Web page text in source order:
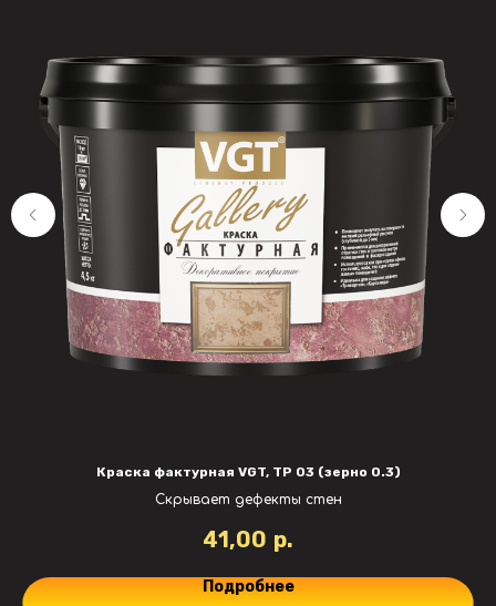
Краска фактурная VGT, TP 03 (зерно 0.3)
Скрывает дефекты стен
41,00 р.
Подробнее